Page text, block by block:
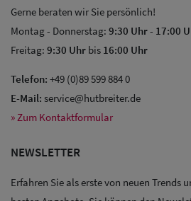
Sale:
Gerne beraten wir Sie persönlich!
Montag - Donnerstag: 9:30 Uhr- 17:00
Freitag: 9:30 Uhr bis 16:00 Uhr
Telefon: +49 (0)89 599 884 0
E-Mail: service@hutbreiter.de
» Zum Kontaktformular
NEWSLETTER
Erfahren Sie als erste von neuen Trends